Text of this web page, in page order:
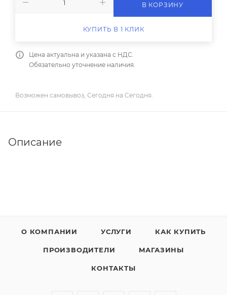
В КОРЗИНУ
КУПИТЬ В 1 КЛИК
Цена актуальна и указана с НДС.
Обязательно уточнение наличия.
Возможен самовывоз, Сегодня на Сегодня.
Описание
О КОМПАНИИ УСЛУГИ КАК КУПИТЬ
ПРОИЗВОДИТЕЛИ МАГАЗИНЫ
КОНТАКТЫ